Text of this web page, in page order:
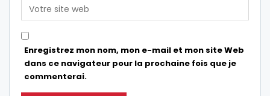
Enregistrez mon nom, mon e-mail et mon site Web
dans ce navigateur pour la prochaine fois que je
commenterai.